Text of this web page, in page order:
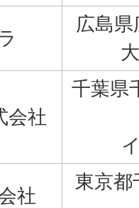
広島
会社
千葉県
社
東京都